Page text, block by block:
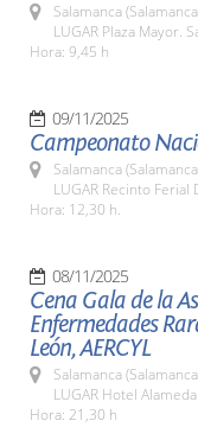
Salamanca
LUGAR Plaza Mayor.
Hora: 9,45 h
09/11/2025
Campeonato
Salamanca
LUGAR Recinto Ferial
Hora: 12,30 h.
08/11/2025
Cena Gala de la
Enfermedades
León, AERCYL
Salamanca
LUGAR Hotel
Hora: 21,30 h